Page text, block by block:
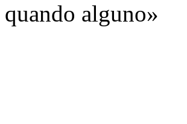
quando alguno»